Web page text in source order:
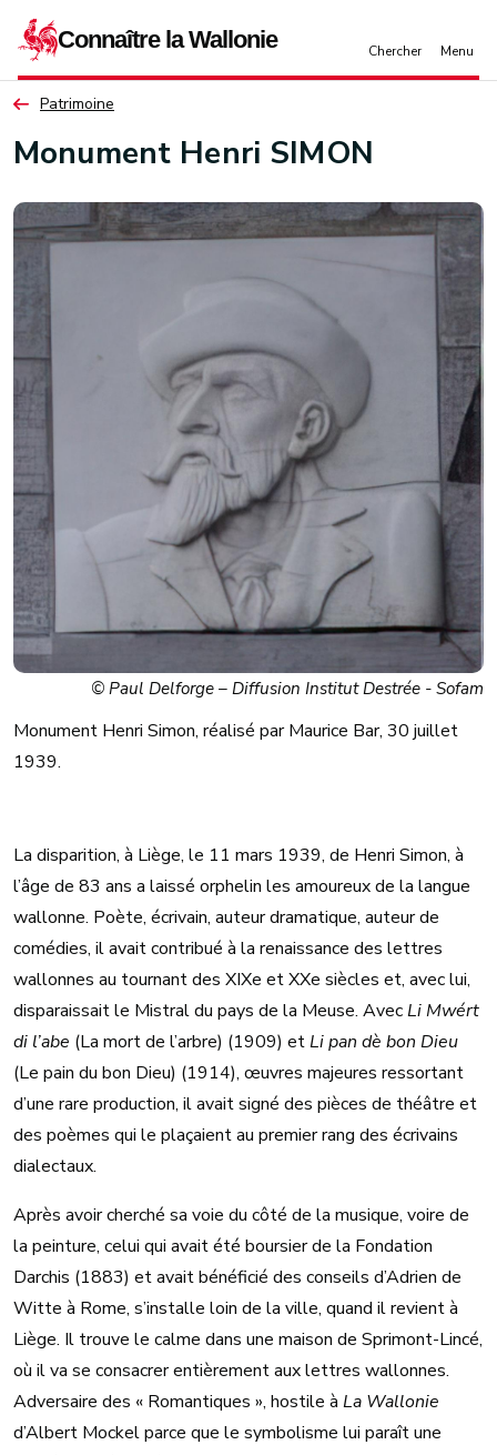
Patrimoine
Monument Henri SIMON
© Paul Delforge – Diffusion Institut Destrée - Sofam
Monument Henri Simon, réalisé par Maurice Bar, 30 juillet
1939.
La disparition, à Liège, le 11 mars 1939, de Henri Simon, à
l’âge de 83 ans a laissé orphelin les amoureux de la langue
wallonne. Poète, écrivain, auteur dramatique, auteur de
comédies, il avait contribué à la renaissance des lettres
wallonnes au tournant des XIXe et XXe siècles et, avec lui,
disparaissait le Mistral du pays de la Meuse. AvecLi Mwért
di l’abe (La mort de l’arbre) (1909) etLi pan dè bon Dieu
(Le pain du bon Dieu) (1914), œuvres majeures ressortant
d’une rare production, il avait signé des pièces de théâtre et
des poèmes qui le plaçaient au premier rang des écrivains
dialectaux.
Après avoir cherché sa voie du côté de la musique, voire de
la peinture, celui qui avait été boursier de la Fondation
Darchis (1883) et avait bénéficié des conseils d’Adrien de
Witte à Rome, s’installe loin de la ville, quand il revient à
Liège. Il trouve le calme dans une maison de Sprimont-Lincé,
où il va se consacrer entièrement aux lettres wallonnes.
Adversaire des « Romantiques », hostile à La Wallonie
d’Albert Mockel parce que le symbolisme lui paraît une